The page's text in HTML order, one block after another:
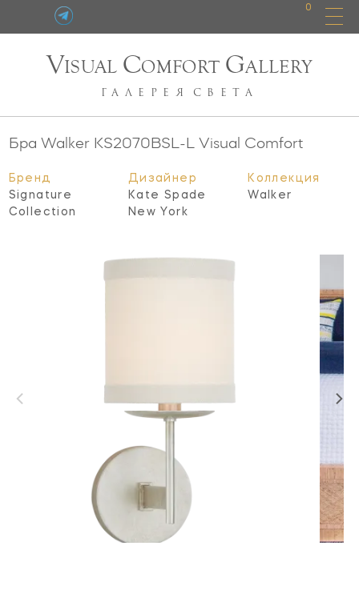
0
VISUAL COMFORT GALLERY
ГАЛЕРЕЯ СВЕТА
Бра Walker KS2070BSL-L Visual Comfort
Бренд
Signature
Collection
Дизайнер
Kate Spade
New York
Коллекция
Walker